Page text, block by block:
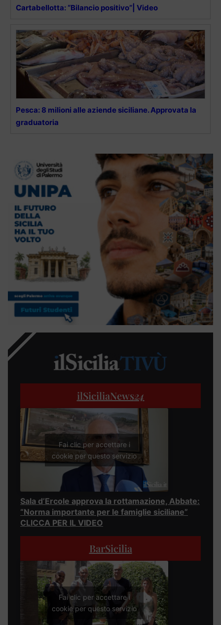
Cartabellotta: “Bilancio positivo”| Video
Pesca: 8 milioni alle aziende siciliane. Approvata la
graduatoria
ilSiciliaNews24
Fai clic per accettare i
cookie per questo servizio
Sala d’Ercole approva la rottamazione, Abbate:
“Norma importante per le famiglie siciliane”
CLICCA PER IL VIDEO
BarSicilia
Fai clic per accettare i
cookie per questo servizio